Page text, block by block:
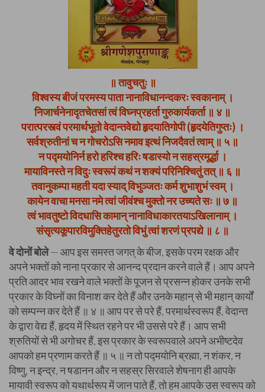
॥ तावुचतुः ॥
विश्वस्य बीजं परमस्य पाता नानाविधानन्दकरः स्वकानाम् ।
निजार्चनेनादृतचेतसां त्वं विघ्नप्रहर्ता गुरुकार्यकर्ता ॥ ४ ॥
परात्परस्त्वं परमार्थभूतो वेदान्तवेद्यो हृदयातिगोपी (हृदयेतिगुप्तः) ।
सर्वश्रुतीनां च न गोचरोऽसि नमाव इत्थं निजदैवतं त्वाम् ॥ ५ ॥
न पद्मयोनिर्न हरो हरिश्च हरिः षडास्यो न सहस्रमूर्द्धा ।
मायाविनस्ते न विदुः स्वरूपं कथं न शक्यं परिनिश्चितुं तत् ॥ ६ ॥
तवानुकम्पा महती यदा स्याद् विभुञ्जतः कर्म शुभाशुभं स्वम् ।
कायेन वाचा मनसा नमे त्वां जीवंश्च मुक्तो नर उच्यते सः ॥ ७ ॥
त्वं भावतुष्टो विदधासि कामान् नानाविधाकारतयाऽखिलानाम् ।
संसृत्यकूपारविमुक्तिहेतुरतो विभुं त्वां शरणं प्रपद्ये ॥ ८ ॥
वे दोनों बोले— आप इस समस्त जगत् के बीज, इसके परम रक्षक और
अपने भक्तों को नाना प्रकार से आनन्द प्रदान करने वाले हैं। आप अपने
प्रति आदर भाव रखने वाले भक्तों के पूजन से प्रसन्न होकर उनके सभी
प्रकार के विघ्नों का विनाश कर देते हैं और उनके महान् से भी महान् कार्यों
को सम्पन्न कर देते हैं ॥ ४ ॥ आप पर से परे हैं, परमार्थस्वरूप हैं, वेदान्त
के द्वारा वेद्य हैं, हृदय में स्थित रहने पर भी उससे परे हैं। आप सभी
श्रुतियों से भी अगोचर हैं, इस प्रकार के स्वरूपवाले अपने अभीष्टदेव
आपको हम प्रणाम करते हैं ॥ ५ ॥ न तो पद्मयोनि ब्रह्मा, न शंकर, न
विष्णु, न इन्द्र, न षडानन और न सहस्र सिरवाले शेषनाग ही आपके
मायावी स्वरूप को यथार्थरूप में जान पाते हैं, तो हम आपके उस स्वरूप को